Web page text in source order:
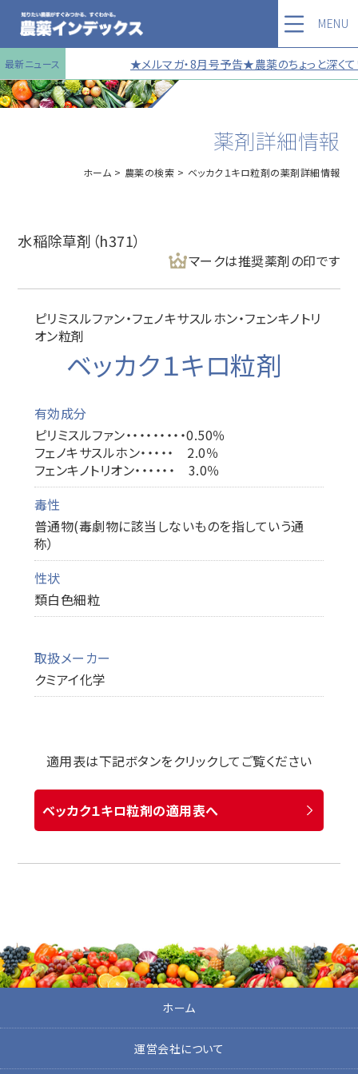
最新ニュース ★メルマガ・8月号予告★農薬のちょっと深
MENU
薬剤詳細情報
ホーム 農薬の検索 ベッカク１キロ粒剤の薬剤詳細情報
水稲除草剤（h371）
マークは推奨薬剤の印です
ピリミスルファン・フェノキサスルホン・フェンキノトリ
オン粒剤
ベッカク１キロ粒剤
有効成分
ピリミスルファン・・・・・・・・・0.50％
フェノキサスルホン・・・・・ 2.0％
フェンキノトリオン・・・・・・ 3.0％
毒性
普通物(毒劇物に該当しないものを指していう通
称）
性状
類白色細粒
取扱メーカー
クミアイ化学
適用表は下記ボタンをクリックしてご覧ください
ベッカク１キロ粒剤の適用表へ
ホーム
運営会社について